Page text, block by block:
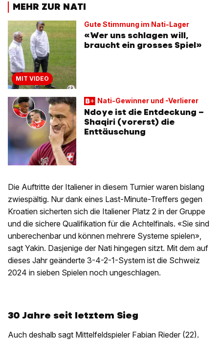
MEHR ZUR NATI
MIT VIDEO
Gute Stimmung im Nati-Lager
«Wer uns schlagen will,
braucht ein grosses Spiel»
Nati-Gewinner und -Verlierer
Ndoye ist die Entdeckung –
Shaqiri (vorerst) die
Enttäuschung
Die Auftritte der Italiener in diesem Turnier waren bislang
zwiespältig. Nur dank eines Last-Minute-Treffers gegen
Kroatien sicherten sich die Italiener Platz 2 in der Gruppe
und die sichere Qualifikation für die Achtelfinals. «Sie sind
unberechenbar und können mehrere Systeme spielen»,
sagt Yakin. Dasjenige der Nati hingegen sitzt. Mit dem auf
dieses Jahr geänderte 3-4-2-1-System ist die Schweiz
2024 in sieben Spielen noch ungeschlagen.
30 Jahre seit letztem Sieg
Auch deshalb sagt Mittelfeldspieler Fabian Rieder (22).